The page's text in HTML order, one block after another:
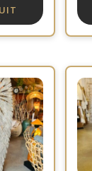
25,00 €
à